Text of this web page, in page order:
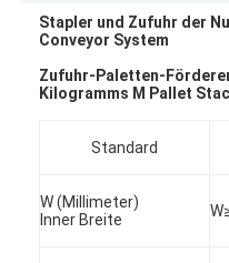
Stapler und Zufuhr der
Conveyor System
Zufuhr-Paletten-
Kilogramms M Pallet
Standard
W (Millimeter)
lnner Breite